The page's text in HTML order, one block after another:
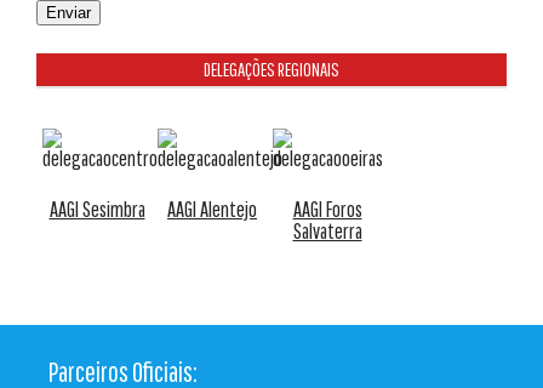
DELEGAÇÕES REGIONAIS
AAGI Sesimbra AAGI Alentejo
AAGI Foros
Salvaterra
Parceiros Oficiais: